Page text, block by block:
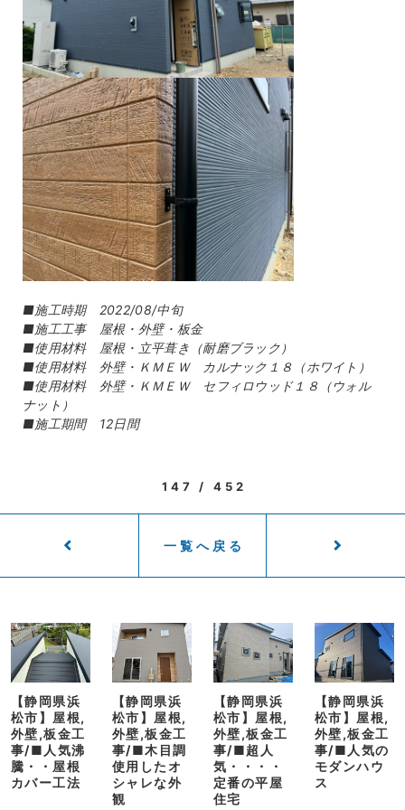
■施工時期 2022/08/中旬
■施工工事 屋根・外壁・板金
■使用材料 屋根・立平葺き（耐磨ブラック）
■使用材料 外壁・ＫＭＥＷ カルナック１８（ホワイト）
■使用材料 外壁・ＫＭＥＷ セフィロウッド１８（ウォル
ナット）
■施工期間 12日間
147 / 452
一覧へ戻る
【静岡県浜
松市】屋根,
外壁,板金工
事/■人気沸
騰・・屋根
カバー工法
【静岡県浜
松市】屋根,
外壁,板金工
事/■木目調
使用したオ
シャレな外
観
【静岡県浜
松市】屋根,
外壁,板金工
事/■超人
気・・・・
定番の平屋
住宅
【静岡県浜
松市】屋根,
外壁,板金工
事/■人気の
モダンハウ
ス